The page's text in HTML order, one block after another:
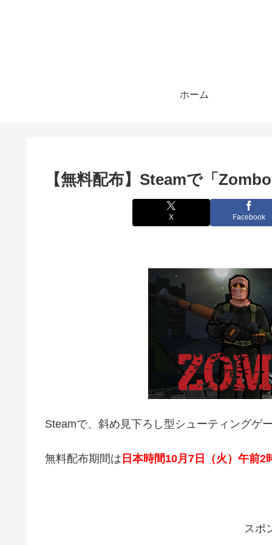
ホーム
【無料配布】Steamで「
X Facebook
Steamで、斜め見下ろし型シューティングゲ
無料配布期間は 日本時間10月7日（火）午前2
スポ